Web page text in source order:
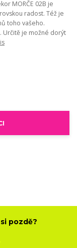
MORČE 02B je
radost. Též je
toho vašeho.
Určitě je možné dorýt
pozdě?